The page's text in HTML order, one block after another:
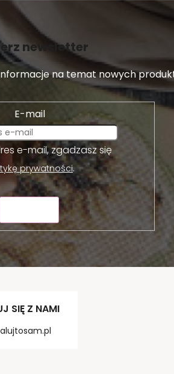
newsletter
na temat nowych
E-mail
e-mail, zgadzasz się
prywatności.
SIĘ Z NAMI